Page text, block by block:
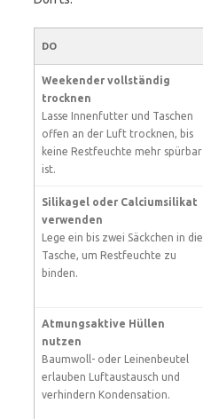
DO
Weekender vollständig
trocknen
Lasse Innenfutter und Taschen
offen an der Luft trocknen, bis
keine Restfeuchte mehr spürbar
ist.
Silikagel oder Calciumsilikat
verwenden
Lege ein bis zwei Säckchen in die
Tasche, um Restfeuchte zu
binden.
Atmungsaktive Hüllen
nutzen
Baumwoll- oder Leinenbeutel
erlauben Luftaustausch und
verhindern Kondensation.